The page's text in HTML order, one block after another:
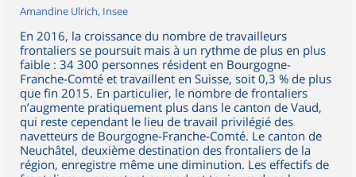
Amandine Ulrich, Insee
En 2016, la croissance du nombre de travailleurs
frontaliers se poursuit mais à un rythme de plus en plus
faible : 34 300 personnes résident en Bourgogne-
Franche-Comté et travaillent en Suisse, soit 0,3 % de plus
que fin 2015. En particulier, le nombre de frontaliers
n’augmente pratiquement plus dans le canton de Vaud,
qui reste cependant le lieu de travail privilégié des
navetteurs de Bourgogne-Franche-Comté. Le canton de
Neuchâtel, deuxième destination des frontaliers de la
région, enregistre même une diminution. Les effectifs de